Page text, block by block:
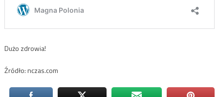
Dużo zdrowia!
Źródło: nczas.com